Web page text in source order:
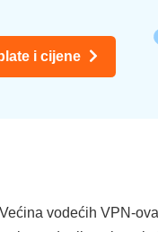
i cijene
vodećih VPN-